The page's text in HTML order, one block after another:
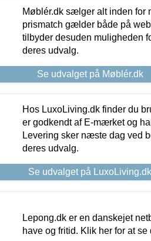
Møblér.dk sælger alt inden for
prismatch gælder både på
tilbyder desuden muligheden
deres udvalg.
Se udvalget på Møblér.dk
Hos LuxoLiving.dk finder du
er godkendt af E-mærket og
Levering sker næste dag ved
deres udvalg.
Se udvalget på LuxoLiving.dk
Lepong.dk er en danskejet
have og fritid. Klik her for at se